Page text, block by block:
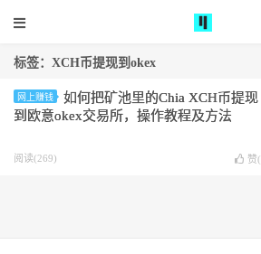
标签：XCH币提现到okex
网上赚钱
如何把矿池里的Chia XCH币提现
到欧意okex交易所，操作教程及方法
阅读(269) 赞(